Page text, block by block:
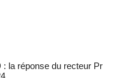
: la réponse du recteur Pr